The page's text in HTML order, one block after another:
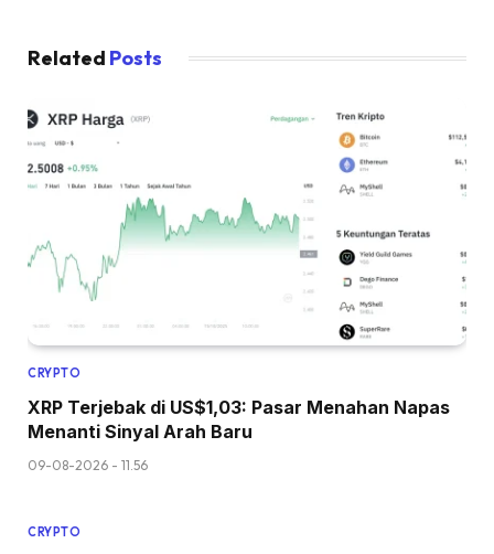
Related Posts
CRYPTO
XRP Terjebak di US$1,03: Pasar Menahan Napas
Menanti Sinyal Arah Baru
09-08-2026 - 11.56
CRYPTO